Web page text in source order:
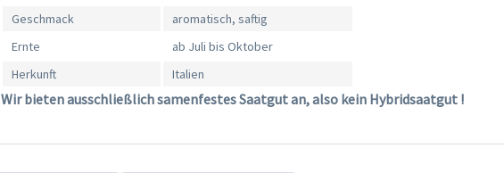
Geschmack
aromatisch, saftig
Ernte
ab Juli bis Oktober
Herkunft
Italien
Wir bieten ausschließlich samenfestes Saatgut an, also kein Hybridsaatgut !